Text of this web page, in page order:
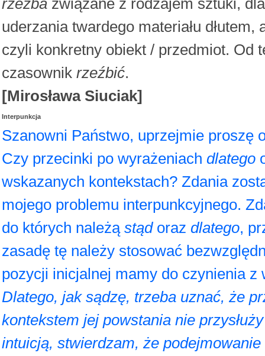
uderzania twardego materiału
czyli konkretny obiekt / przedmiot. Od
czasownik rzeźbić.
[Mirosława Siuciak]
Interpunkcja
Szanowni Państwo, uprzejmie proszę
Czy przecinki po wyrażeniach dlatego
wskazanych kontekstach? Zdania
mojego problemu interpunkcyjnego.
do których należą stądoraz dlatego,
zasadę tę należy stosować
pozycji inicjalnej mamy do czynienia
Dlatego, jak sądzę, trzeba uznać, że
kontekstem jej powstania nie
intuicją, stwierdzam, że